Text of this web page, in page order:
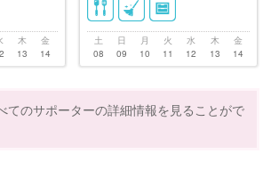
木
13
金
14
土
08
日
09
月
10
火
11
水
12
木
13
金
14
てのサポーターの詳細情報を見ることがで